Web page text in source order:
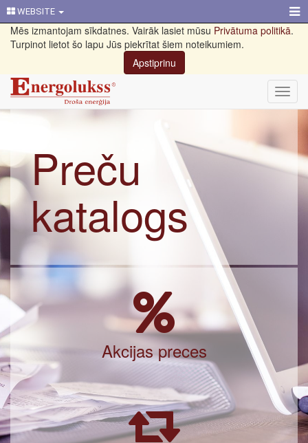
WEBSITE
Mēs izmantojam sīkdatnes. Vairāk lasiet mūsu Privātuma politikā.
Turpinot lietot šo lapu Jūs piekrītat šiem noteikumiem.
Apstiprinu
Preču
katalogs
Akcijas preces